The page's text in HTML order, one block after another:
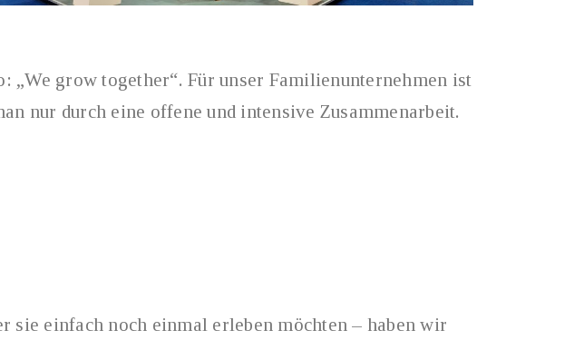
„We grow together“. Für unser Familienunternehmen ist
nur durch eine offene und intensive Zusammenarbeit.
sie einfach noch einmal erleben möchten – haben wir